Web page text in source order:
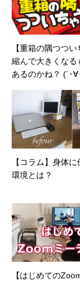
【重箱の隅つつい
縮んで大きくなる
あるのかね？ (´･∀
【コラム】身体
環境とは？
【はじめての